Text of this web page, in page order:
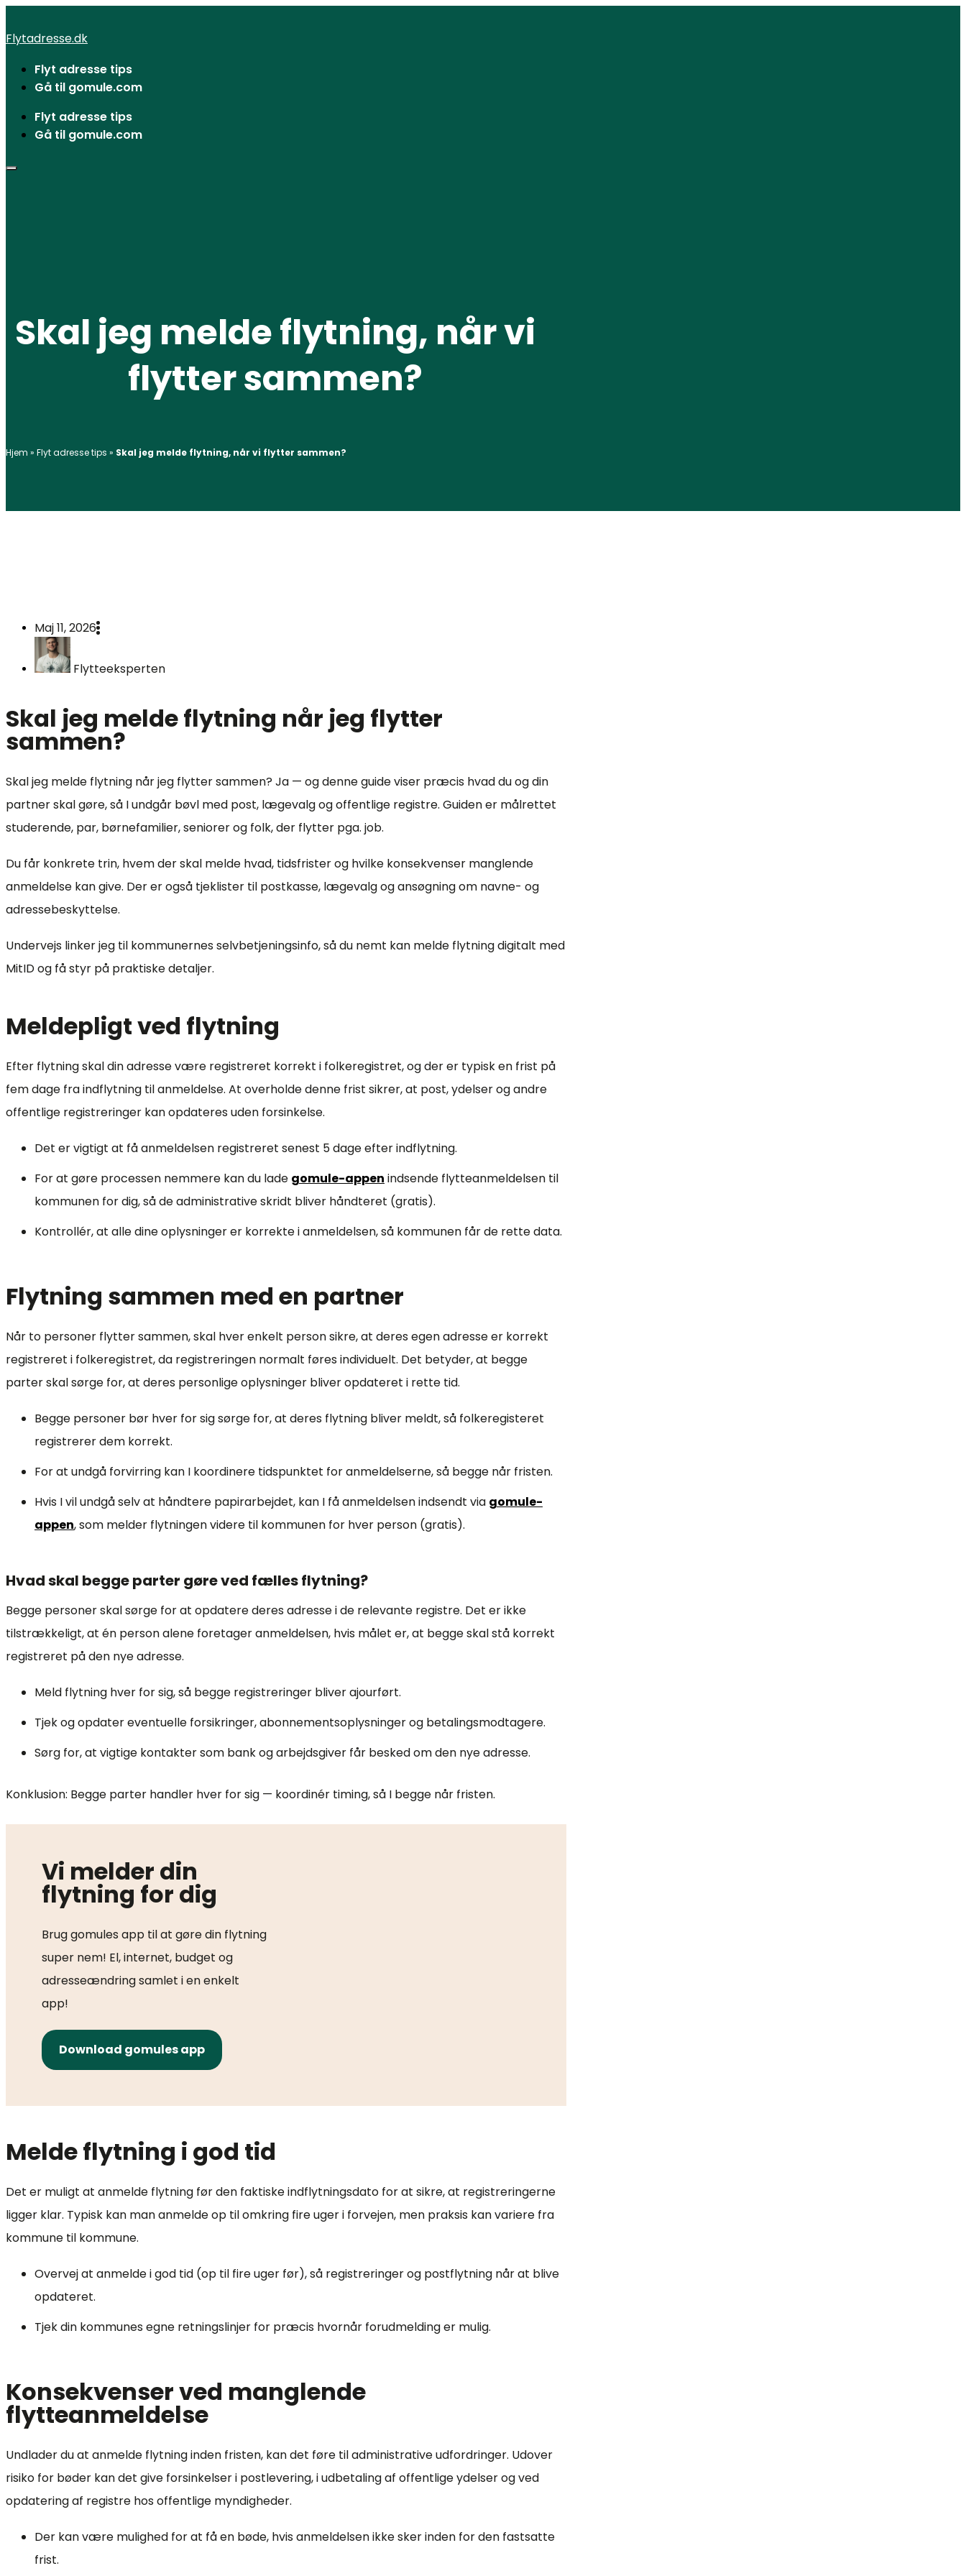
til
indhold
Flytadresse.dk
Flyt adresse tips
Gå til gomule.com
Flyt adresse tips
Gå til gomule.com
Skal jeg melde flytning, når vi
flytter sammen?
Hjem » Flyt adresse tips » Skal jeg melde flytning, når vi flytter sammen?
Maj 11, 2026
Flytteeksperten
Skal jeg melde flytning når jeg flytter
sammen?
Skal jeg melde flytning når jeg flytter sammen? Ja — og denne guide viser præcis hvad du og din
partner skal gøre, så I undgår bøvl med post, lægevalg og offentlige registre. Guiden er målrettet
studerende, par, børnefamilier, seniorer og folk, der flytter pga. job.
Du får konkrete trin, hvem der skal melde hvad, tidsfrister og hvilke konsekvenser manglende
anmeldelse kan give. Der er også tjeklister til postkasse, lægevalg og ansøgning om navne- og
adressebeskyttelse.
Undervejs linker jeg til kommunernes selvbetjeningsinfo, så du nemt kan melde flytning digitalt med
MitID og få styr på praktiske detaljer.
Meldepligt ved flytning
Efter flytning skal din adresse være registreret korrekt i folkeregistret, og der er typisk en frist på
fem dage fra indflytning til anmeldelse. At overholde denne frist sikrer, at post, ydelser og andre
offentlige registreringer kan opdateres uden forsinkelse.
Det er vigtigt at få anmeldelsen registreret senest 5 dage efter indflytning.
For at gøre processen nemmere kan du lade gomule-appen indsende flytteanmeldelsen til
kommunen for dig, så de administrative skridt bliver håndteret (gratis).
Kontrollér, at alle dine oplysninger er korrekte i anmeldelsen, så kommunen får de rette data.
Flytning sammen med en partner
Når to personer flytter sammen, skal hver enkelt person sikre, at deres egen adresse er korrekt
registreret i folkeregistret, da registreringen normalt føres individuelt. Det betyder, at begge
parter skal sørge for, at deres personlige oplysninger bliver opdateret i rette tid.
Begge personer bør hver for sig sørge for, at deres flytning bliver meldt, så folkeregisteret
registrerer dem korrekt.
For at undgå forvirring kan I koordinere tidspunktet for anmeldelserne, så begge når fristen.
Hvis I vil undgå selv at håndtere papirarbejdet, kan I få anmeldelsen indsendt via gomule-
appen, som melder flytningen videre til kommunen for hver person (gratis).
Hvad skal begge parter gøre ved fælles flytning?
Begge personer skal sørge for at opdatere deres adresse i de relevante registre. Det er ikke
tilstrækkeligt, at én person alene foretager anmeldelsen, hvis målet er, at begge skal stå korrekt
registreret på den nye adresse.
Meld flytning hver for sig, så begge registreringer bliver ajourført.
Tjek og opdater eventuelle forsikringer, abonnementsoplysninger og betalingsmodtagere.
Sørg for, at vigtige kontakter som bank og arbejdsgiver får besked om den nye adresse.
Konklusion: Begge parter handler hver for sig — koordinér timing, så I begge når fristen.
Vi melder din
flytning for dig
Brug gomules app til at gøre din flytning
super nem! El, internet, budget og
adresseændring samlet i en enkelt
app!
Download gomules app
Melde flytning i god tid
Det er muligt at anmelde flytning før den faktiske indflytningsdato for at sikre, at registreringerne
ligger klar. Typisk kan man anmelde op til omkring fire uger i forvejen, men praksis kan variere fra
kommune til kommune.
Overvej at anmelde i god tid (op til fire uger før), så registreringer og postflytning når at blive
opdateret.
Tjek din kommunes egne retningslinjer for præcis hvornår forudmelding er mulig.
Konsekvenser ved manglende
flytteanmeldelse
Undlader du at anmelde flytning inden fristen, kan det føre til administrative udfordringer. Udover
risiko for bøder kan det give forsinkelser i postlevering, i udbetaling af offentlige ydelser og ved
opdatering af registre hos offentlige myndigheder.
Der kan være mulighed for at få en bøde, hvis anmeldelsen ikke sker inden for den fastsatte
frist.